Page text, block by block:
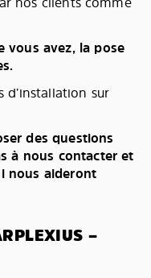
vous avez, la pose
d’installation sur
des questions
à nous contacter et
nous aideront
–